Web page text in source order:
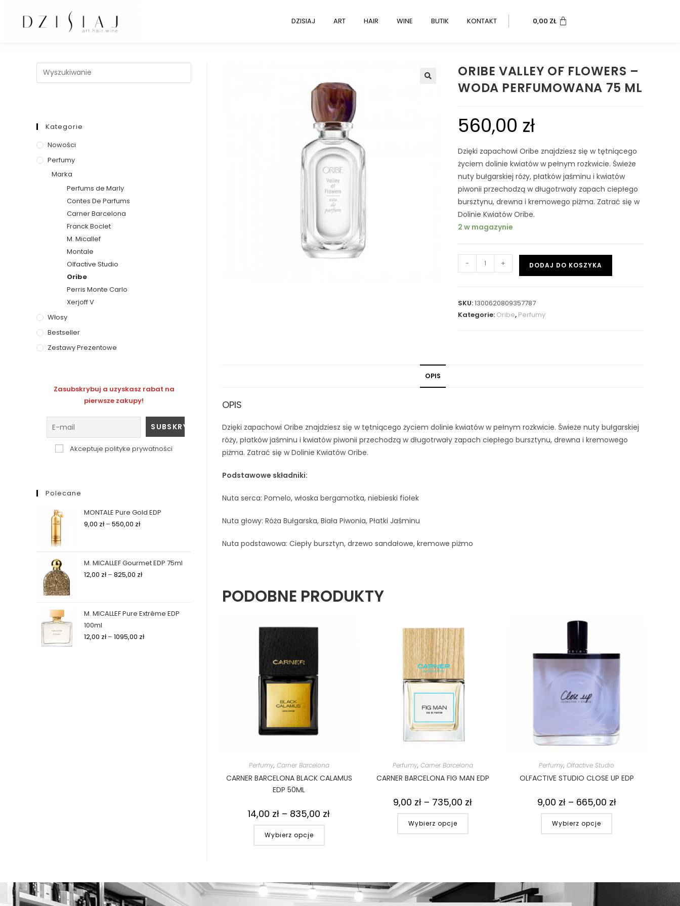
DZISIAJ ART HAIR WINE BUTIK KONTAKT 0,00 ZŁ
ORIBE VALLEY OF FLOWERS –
WODA PERFUMOWANA 75 ML
560,00 zł
Dzięki zapachowi Oribe znajdziesz się w tętniącego
życiem dolinie kwiatów w pełnym rozkwicie. Świeże
nuty bułgarskiej róży, płatków jaśminu i kwiatów
piwonii przechodzą w długotrwały zapach ciepłego
bursztynu, drewna i kremowego piżma. Zatrać się w
Dolinie Kwiatów Oribe.
2 w magazynie
- + DODAJ DO KOSZYKA
SKU:1300620809357787
Kategorie: Oribe, Perfumy
OPIS
OPIS
Dzięki zapachowi Oribe znajdziesz się w tętniącego życiem dolinie kwiatów w pełnym rozkwicie. Świeże nuty bułgarskiej
róży, płatków jaśminu i kwiatów piwonii przechodzą w długotrwały zapach ciepłego bursztynu, drewna i kremowego
piżma. Zatrać się w Dolinie Kwiatów Oribe.
Podstawowe składniki:
Nuta serca: Pomelo, włoska bergamotka, niebieski fiołek
Nuta głowy: Róża Bułgarska, Biała Piwonia, Płatki Jaśminu
Nuta podstawowa: Ciepły bursztyn, drzewo sandałowe, kremowe piżmo
PODOBNE PRODUKTY
Perfumy, Carner Barcelona
CARNER BARCELONA BLACK CALAMUS
EDP 50ML
14,00 zł – 835,00 zł
Wybierz opcje
Perfumy, Carner Barcelona
CARNER BARCELONA FIG MAN EDP
9,00 zł – 735,00 zł
Wybierz opcje
Perfumy,Olfactive Studio
OLFACTIVE STUDIO CLOSE UP EDP
9,00 zł – 665,00 zł
Wybierz opcje
Kategorie
Nowości
Perfumy
Marka
Perfums de Marly
Contes De Parfums
Carner Barcelona
Franck Boclet
M. Micallef
Montale
Olfactive Studio
Oribe
Perris Monte Carlo
Xerjoff V
Włosy
Bestseller
Zestawy Prezentowe
Zasubskrybuj a uzyskasz rabat na
pierwsze zakupy!
Akceptuje polityke prywatności
Polecane
MONTALE Pure Gold EDP
9,00 zł – 550,00 zł
M. MICALLEF Gourmet EDP 75ml
12,00 zł – 825,00 zł
M. MICALLEF Pure Extrême EDP
100ml
12,00 zł – 1095,00 zł